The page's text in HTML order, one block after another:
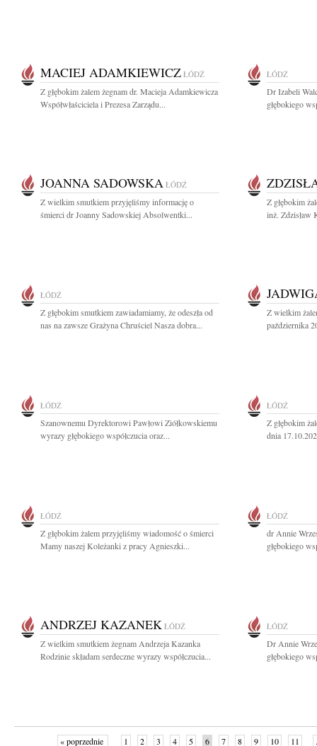
MACIEJ ADAMKIEWICZ ŁÓDŹ
Z głębokim żalem żegnam dr. Macieja Adamkiewicza
Współwłaściciela i Prezesa Zarządu...
ŁÓDŹ
Dr Izabeli
głębokiego
JOANNA SADOWSKA ŁÓDŹ
Z wielkim smutkiem przyjęliśmy informację o
śmierci dr Joanny Sadowskiej Absolwentki...
Z głębokim
inż. Zdzisław
ŁÓDŹ
Z głębokim smutkiem zawiadamiamy, że odeszła od
nas na zawsze Grażyna Chruściel Nasza dobra...
Z wielkim
października
ŁÓDŹ
Szanownemu Dyrektorowi Pawłowi Ziółkowskiemu
wyrazy głębokiego współczucia oraz...
ŁÓDŹ
Z głębokim
dnia
ŁÓDŹ
Z głębokim żalem przyjęliśmy wiadomość o śmierci
Mamy naszej Koleżanki z pracy Agnieszki...
ŁÓDŹ
dr Annie
głębokiego
ANDRZEJ KAZANEK ŁÓDŹ
Z wielkim smutkiem żegnam Andrzeja Kazanka
Rodzinie składam serdeczne wyrazy współczucia...
ŁÓDŹ
Dr Annie
głębokiego
« poprzednie 1 2 3 4 5 6 7 8 9 10 11